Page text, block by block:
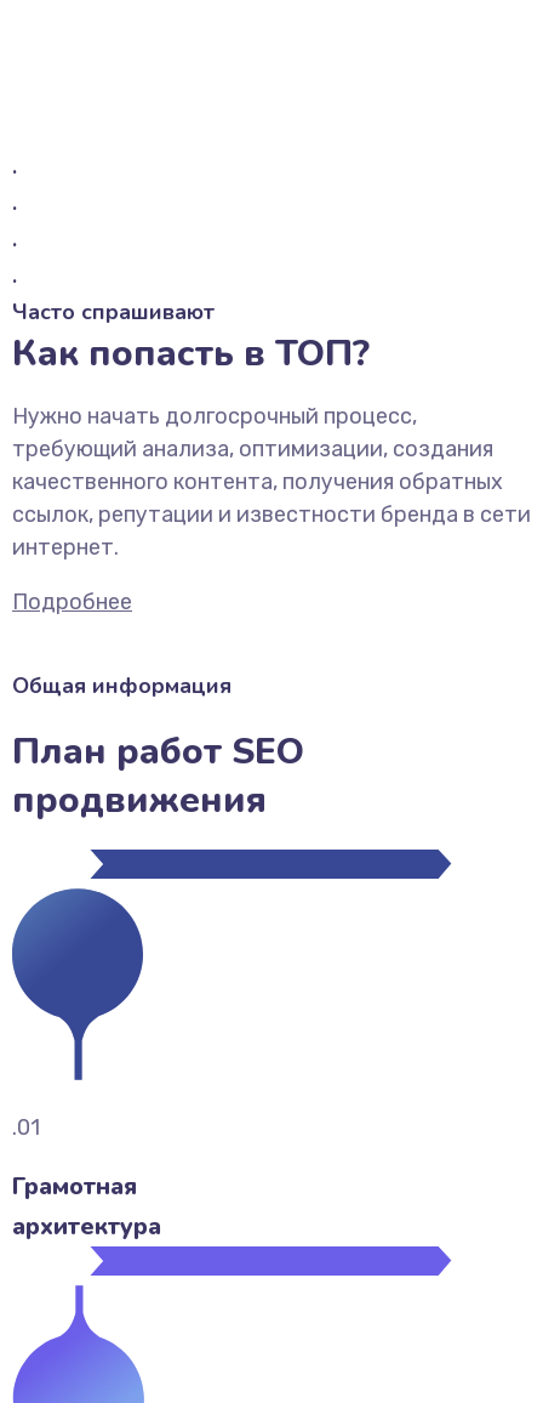
.
.
.
.
Часто спрашивают
Как попасть в ТОП?
Нужно начать долгосрочный процесс,
требующий анализа, оптимизации, создания
качественного контента, получения обратных
ссылок, репутации и известности бренда в сети
интернет.
Подробнее
Общая информация
План работ SEO
продвижения
.01
Грамотная
архитектура